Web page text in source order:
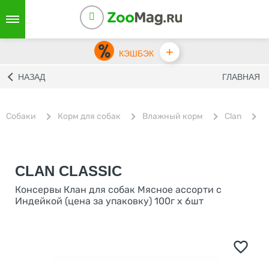
КЭШБЭК +
НАЗАД ГЛАВНАЯ
Собаки Корм для собак Влажный корм Clan
CLAN CLASSIC
Консервы Клан для собак Мясное ассорти с
Индейкой (цена за упаковку) 100г х 6шт